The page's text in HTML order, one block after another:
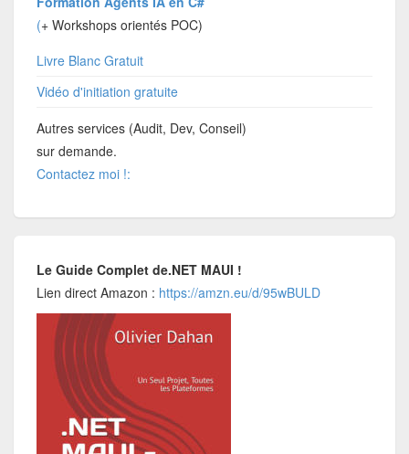
(+ Workshops orientés POC)
Livre Blanc Gratuit
Vidéo d'initiation gratuite
Autres services (Audit, Dev, Conseil)
sur demande.
Contactez moi !:
Le Guide Complet de.NET MAUI !
Lien direct Amazon : https://amzn.eu/d/95wBULD